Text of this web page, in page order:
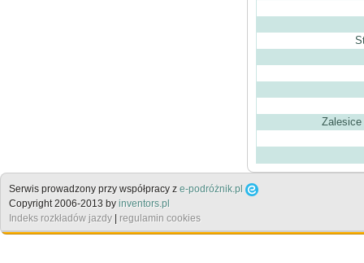
Serwis prowadzony przy współpracy z e-podróżnik.pl
Copyright 2006-2013 by inventors.pl
Indeks rozkładów jazdy
regulamin cookies